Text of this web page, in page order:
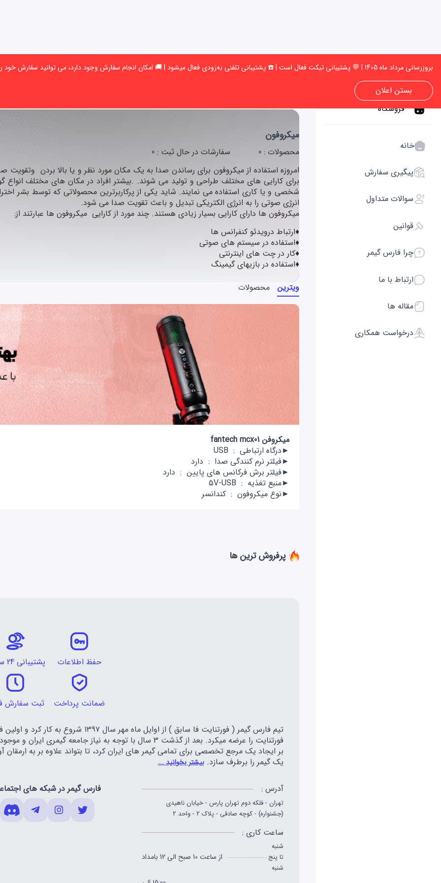
فروشگاه
خانه
پیگیری سفارش
سوالات متداول
قوانین
چرا فارس گیمر
ارتباط با ما
مقاله ها
درخواست همکاری
بروزرسانی مرداد ماه 1405 | 💬 پشتیبانی تیکت فعال است | ☎️ پشتیبانی تلفنی به‌زودی فعال میشود | 🚚 امکان انجام سفارش وجود دارد، می توانید سفارش خود را ثبت کنید ✅
بستن اعلان
میکروفون
محصولات : 0
سفارشات در حال ثبت : 0
امروزه استفاده از میکروفون برای رساندن صدا به یک مکان مورد نظر و یا بالا بردن
برای کارایی های مختلف طراحی و تولید می شوند. .بیشتر افراد در مکان های مختلف انواع
شخصی و یا کاری استفاده می نمایند. شاید یکی از پرکاربرترین محصولاتی که توسط بشر
انرژی صوتی را به انرژی الکتریکی تبدیل و باعث تقویت صدا می شود.
میکروفون ها دارای کارایی بسیار زیادی هستند. چند مورد از کارایی میکروفون ها عبارتند از:
♦ارتباط درویدئو کنفرانس ها
♦استفاده در سیستم های صوتی
♦کار در چت های اینترنتی
♦استفاده در بازیهای گیمینگ
ویترین
محصولات
میکروفن fantech mcx01
►درگاه ارتباطی : USB
►فیلتر نرم کنندگی صدا : دارد
►فیلتر برش فرکانس های پایین : دارد
►منبع تغذیه : 5V-USB
►نوع میکروفون : کندانسر
پرفروش ترین ها
حفظ اطلاعات پشتیبانی 24 ساعته
ضمانت پرداخت ثبت سفارش
تیم فارس گیمر ( فورتنایت فا سابق ) از
فورتنایت را عرضه میکرد. بعد از گذشت 3 سال با توجه به نیاز
بر ایجاد یک مرجع تخصصی برای تمامی گیمر های ایران کرد، تا بتواند علاوه بر به
یک گیمر را برطرف سازد. بیشتر بخوانید ...
آدرس :
تهران - فلکه دوم تهران پارس - خیابان ناهیدی
(جشنواره) - کوچه صادقی - پلاک 2 - واحد 2
ساعت کاری :
شنبه
تا پنج
شنبه
از ساعت 10 صبح الی 12 بامداد
فارس گیمر در شبکه های